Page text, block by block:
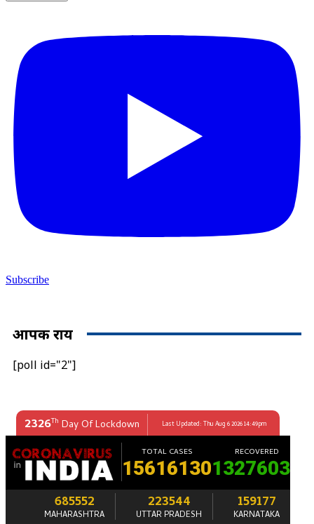
Subscribe
आपकी राय
[poll id="2"]